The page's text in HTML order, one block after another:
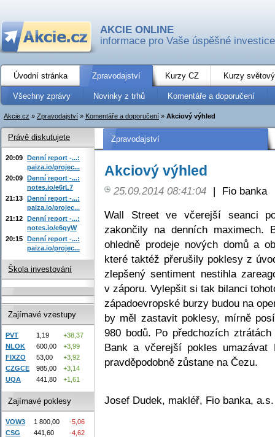
AKCIE ONLINE
informace pro Vaše úspěšné investice
Úvodní stránka Zpravodajství Kurzy CZ Kurzy
Všechny zprávy Novinky z trhů Komentáře a doporučení
Akcie.cz » Zpravodajství » Komentáře a doporučení » Akciový výhled
Zpravodajství
Akciový výhled
25.09.2014 08:41:04 |
Fio banka
Wall Street ve včerejší seanci
zakončily na denních maximech.
ohledně prodeje nových domů a
které taktéž přerušily poklesy z
zlepšený sentiment nestihla
v záporu. Vylepšit si tak bilanci
západoevropské burzy budou na
by měl zastavit poklesy, mírně
980 bodů. Po předchozích
Bank a včerejší pokles umazávat
pravděpodobně zůstane na Čezu.
Josef Dudek, makléř, Fio banka, a.s.
Právě diskutujete
20:09 Denní report -...:
paiza.io/projec...
20:09 Denní report -...:
notes.io/e6rL7
21:13 Denní report -...:
paiza.io/projec...
21:12 Denní report -...:
notes.io/e6qyW
20:15 Denní report -...:
paiza.io/projec...
Škola investování
Zajímavé vzestupy
PVT 1,19
+38,37
NLOK
600,00
+3,99
FIXZO
53,00
+3,92
CZGCE
985,00
+3,14
UQA
441,80 +1,61
Zajímavé poklesy
VOW3 1 800,00
-5,06
CSG
441,60
-4,62